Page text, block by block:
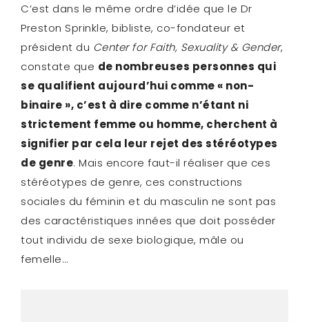
C’est dans le même ordre d’idée que le Dr
Preston Sprinkle, bibliste, co-fondateur et
président du Center for Faith, Sexuality & Gender,
constate que de nombreuses personnes qui
se qualifient aujourd’hui comme « non-
binaire », c’est à dire comme n’étant ni
strictement femme ou homme, cherchent à
signifier par cela leur rejet des stéréotypes
de genre. Mais encore faut-il réaliser que ces
stéréotypes de genre, ces constructions
sociales du féminin et du masculin ne sont pas
des caractéristiques innées que doit posséder
tout individu de sexe biologique, mâle ou
femelle…